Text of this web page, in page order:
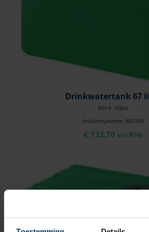
Drinkwatertank 67
Merk: Allpa
Artikelnummer: 482109
€ 132,70 incl BTW